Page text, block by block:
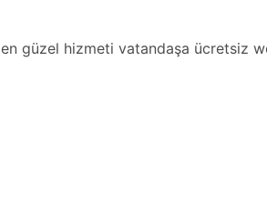
en güzel hizmeti vatandaşa ücretsiz